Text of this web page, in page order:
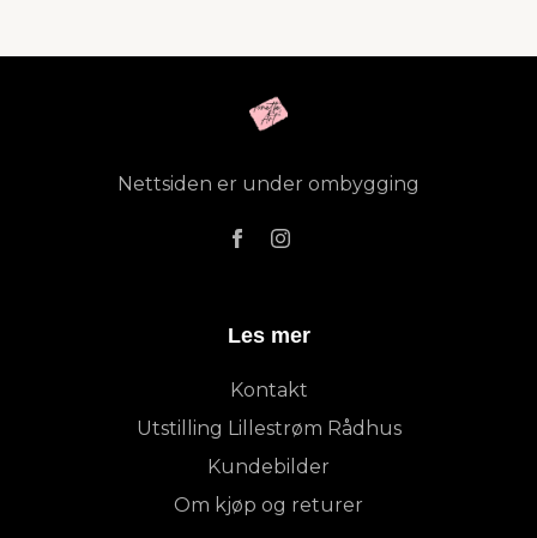
Nettsiden er under ombygging
Les mer
Kontakt
Utstilling Lillestrøm Rådhus
Kundebilder
Om kjøp og returer